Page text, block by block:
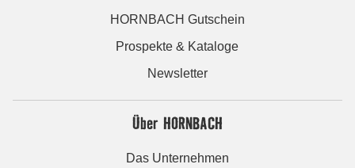
HORNBACH Gutschein
Prospekte & Kataloge
Newsletter
Über HORNBACH
Das Unternehmen